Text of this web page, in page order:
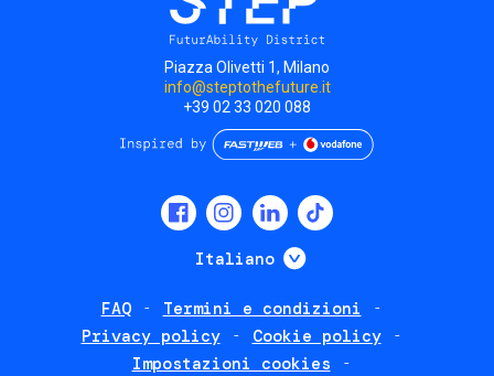
Piazza Olivetti 1, Milano
info@steptothefuture.it
+39 02 33 020 088
Italiano Mostra ulteriori
FAQ
Termini e condizioni
Privacy policy
Cookie policy
Impostazioni cookies